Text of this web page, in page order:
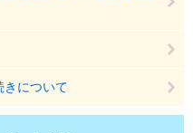
きについて